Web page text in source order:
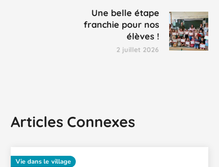
Une belle étape
franchie pour nos
élèves !
2 juillet 2026
Articles Connexes
Vie dans le village